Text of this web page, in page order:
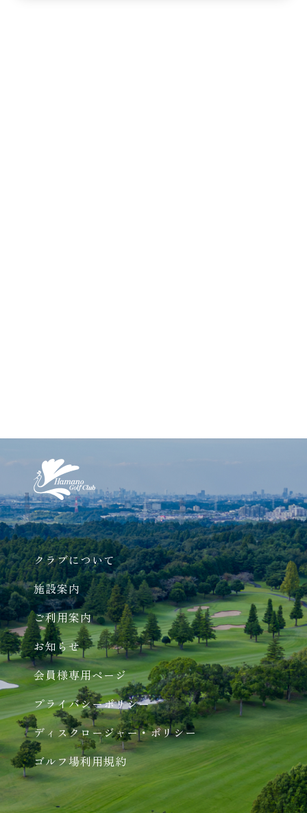
クラブについて
施設案内
ご利用案内
お知らせ
会員様専用ページ
プライバシーポリシー
ディスクロージャー・ポリシー
ゴルフ場利用規約